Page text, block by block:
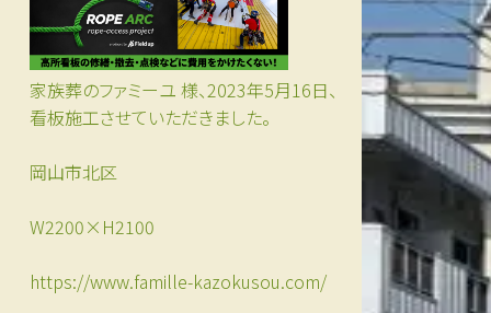
家族葬のファミーユ 様、2023年5月16日、
看板施工させていただきました。
岡山市北区
W2200×H2100
https://www.famille-kazokusou.com/